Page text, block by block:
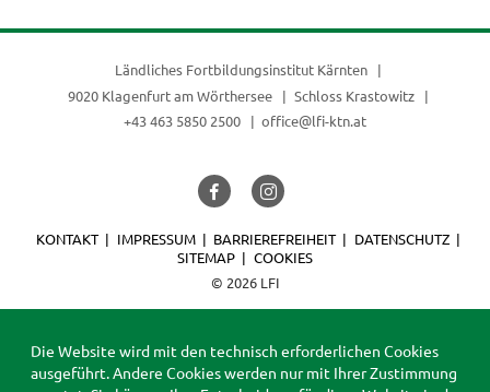
Ländliches Fortbildungsinstitut Kärnten
9020 Klagenfurt am Wörthersee
Schloss Krastowitz
+43 463 5850 2500
office@lfi-ktn.at
© 2026 LFI
KONTAKT IMPRESSUM BARRIEREFREIHEIT
DATENSCHUTZ
SITEMAP
COOKIES
Die Website wird mit den technisch erforderlichen Cookies
ausgeführt. Andere Cookies werden nur mit Ihrer Zustimmung